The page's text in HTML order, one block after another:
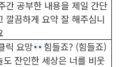
간 공부한 내용을 제일 간단
깔끔하게 요약 잘 해주심니
릭 요망
힘들죠? (힘들죠)
도 잔인한 세상은 너를 비웃